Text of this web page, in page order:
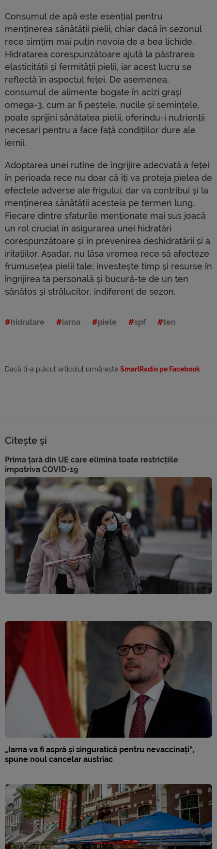
Consumul de apă este esențial pentru
menținerea sănătății pielii, chiar dacă în sezonul
rece simțim mai puțin nevoia de a bea lichide.
Hidratarea corespunzătoare ajută la păstrarea
elasticității și fermității pielii, iar acest lucru se
reflectă în aspectul feței. De asemenea,
consumul de alimente bogate în acizi grași
omega-3, cum ar fi peștele, nucile și semințele,
poate sprijini sănătatea pielii, oferindu-i nutrienții
necesari pentru a face față condițiilor dure ale
iernii.
Adoptarea unei rutine de îngrijire adecvată a feței
în perioada rece nu doar că îți va proteja pielea de
efectele adverse ale frigului, dar va contribui și la
menținerea sănătății acesteia pe termen lung.
Fiecare dintre sfaturile menționate mai sus joacă
un rol crucial în asigurarea unei hidratări
corespunzătoare și în prevenirea deshidratării și a
iritațiilor. Așadar, nu lăsa vremea rece să afecteze
frumusețea pielii tale; investește timp și resurse în
îngrijirea ta personală și bucură-te de un ten
sănătos și strălucitor, indiferent de sezon.
hidratare iarna piele spf ten
Dacă ti-a plăcut articolul urmărește SmartRadio pe Facebook
Citește și
Prima țară din UE care elimină toate restricțiile
împotriva COVID-19
„Iarna va fi aspră și singuratică pentru nevaccinați”,
spune noul cancelar austriac